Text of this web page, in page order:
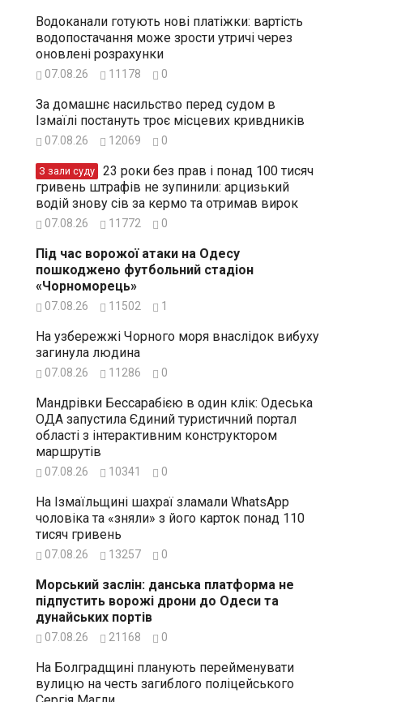
Водоканали готують нові платіжки: вартість
водопостачання може зрости утричі через
оновлені розрахунки
07.08.26 11178 0
За домашнє насильство перед судом в
Ізмаїлі постануть троє місцевих кривдників
07.08.26 12069 0
З зали суду
гривень штрафів не зупинили: арцизький
водій знову сів за кермо та отримав вирок
07.08.26 11772 0
Під час ворожої атаки на Одесу
пошкоджено футбольний стадіон
«Чорноморець»
07.08.26 11502 1
На узбережжі Чорного моря внаслідок вибуху
загинула людина
07.08.26 11286 0
Мандрівки Бессарабією в один клік: Одеська
ОДА запустила Єдиний туристичний портал
області з інтерактивним конструктором
маршрутів
07.08.26 10341 0
На Ізмаїльщині шахраї зламали WhatsApp
чоловіка та «зняли» з його карток понад 110
тисяч гривень
07.08.26 13257 0
Морський заслін: данська платформа не
підпустить ворожі дрони до Одеси та
дунайських портів
07.08.26 21168 0
На Болградщині планують перейменувати
вулицю на честь загиблого поліцейського